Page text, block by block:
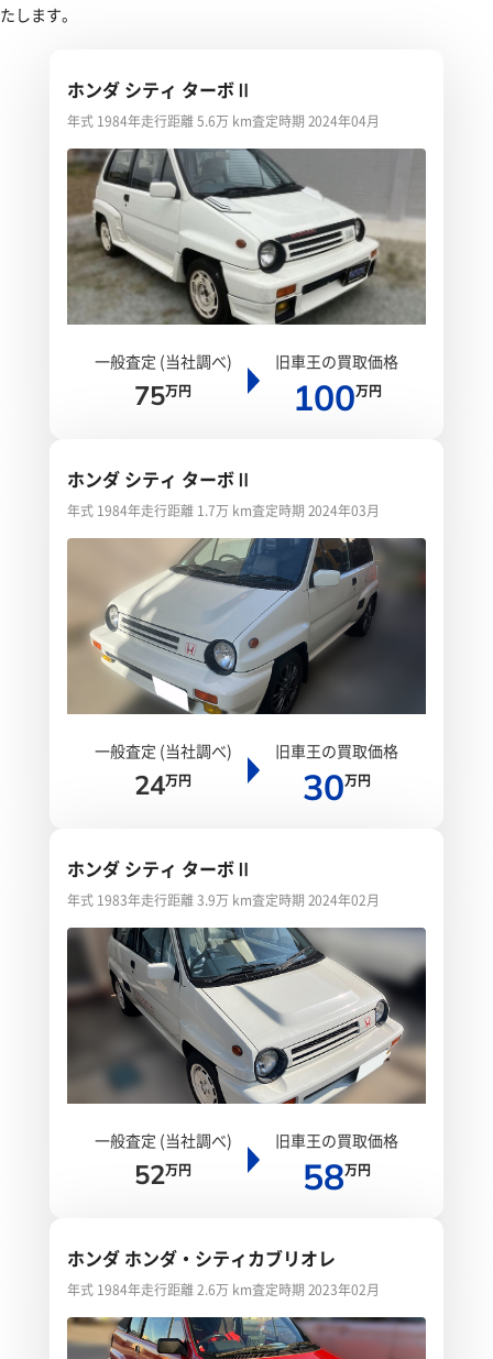
たします。
ホンダ シティ ターボⅡ
年式 1984年走行距離 5.6万 km査定時期 2024年04月
一般査定 (当社調べ)
75万円
旧車王の買取価格
100万円
ホンダ シティ ターボⅡ
年式 1984年走行距離 1.7万 km査定時期 2024年03月
一般査定 (当社調べ)
24万円
旧車王の買取価格
30万円
ホンダ シティ ターボⅡ
年式 1983年走行距離 3.9万 km査定時期 2024年02月
一般査定 (当社調べ)
52万円
旧車王の買取価格
58万円
ホンダ ホンダ・シティカブリオレ
年式 1984年走行距離 2.6万 km査定時期 2023年02月